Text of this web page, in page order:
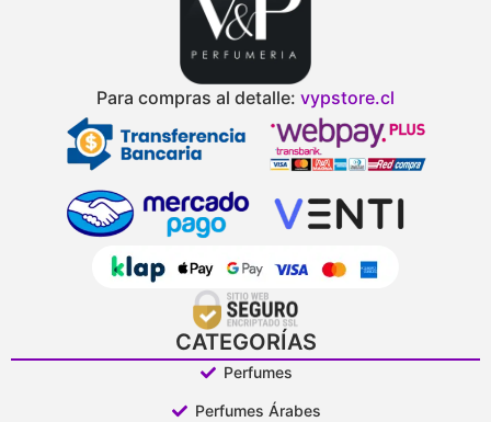
Para compras al detalle: vypstore.cl
CATEGORÍAS
Perfumes
Perfumes Árabes